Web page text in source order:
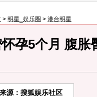
> 明星_娱乐圈 > 港台明星
孕5个月 腹胀
来源：搜狐娱乐社区